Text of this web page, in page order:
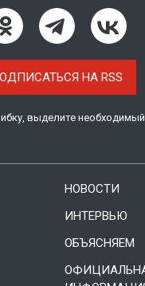
НА RSS
выделите необходимый
НОВОСТИ
ИНТЕРВЬЮ
ОБЪЯСНЯЕМ